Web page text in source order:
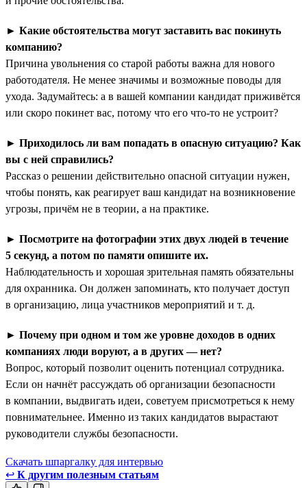
► Какие обстоятельства могут заставить вас покинуть
компанию?
Причина увольнения со старой работы важна для нового
работодателя. Не менее значимы и возможные поводы для
ухода. Задумайтесь: а в вашей компании кандидат приживётся
или скоро покинет вас, потому что его что-то не устроит?
► Приходилось ли вам попадать в опасную ситуацию? Как
вы с ней справились?
Рассказ о решении действительно опасной ситуации нужен,
чтобы понять, как реагирует ваш кандидат на возникновение
угрозы, причём не в теории, а на практике.
► Посмотрите на фотографии этих двух людей в течение
5 секунд, а потом по памяти опишите их.
Наблюдательность и хорошая зрительная память обязательны
для охранника. Он должен запоминать, кто получает доступ
в организацию, лица участников мероприятий и т. д.
► Почему при одном и том же уровне доходов в одних
компаниях люди воруют, а в других — нет?
Вопрос, который позволит оценить потенциал сотрудника.
Если он начнёт рассуждать об организации безопасности
в компании, выдвигать идеи, советуем присмотреться к нему
повнимательнее. Именно из таких кандидатов вырастают
руководители службы безопасности.
Скачать шпаргалку для интервью
↩ К другим полезным статьям